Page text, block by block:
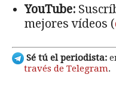
YouTube:
mejores vídeos (
Sé tú el periodista:
través de Telegram.